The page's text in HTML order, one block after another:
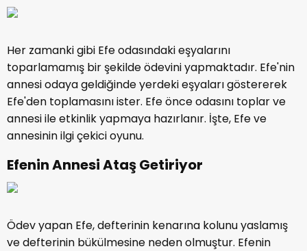
Her zamanki gibi Efe odasındaki eşyalarını
toparlamamış bir şekilde ödevini yapmaktadır. Efe'nin
annesi odaya geldiğinde yerdeki eşyaları göstererek
Efe'den toplamasını ister. Efe önce odasını toplar ve
annesi ile etkinlik yapmaya hazırlanır. İşte, Efe ve
annesinin ilgi çekici oyunu.
Efenin Annesi Ataş Getiriyor
Ödev yapan Efe, defterinin kenarına kolunu yaslamış
ve defterinin bükülmesine neden olmuştur. Efenin